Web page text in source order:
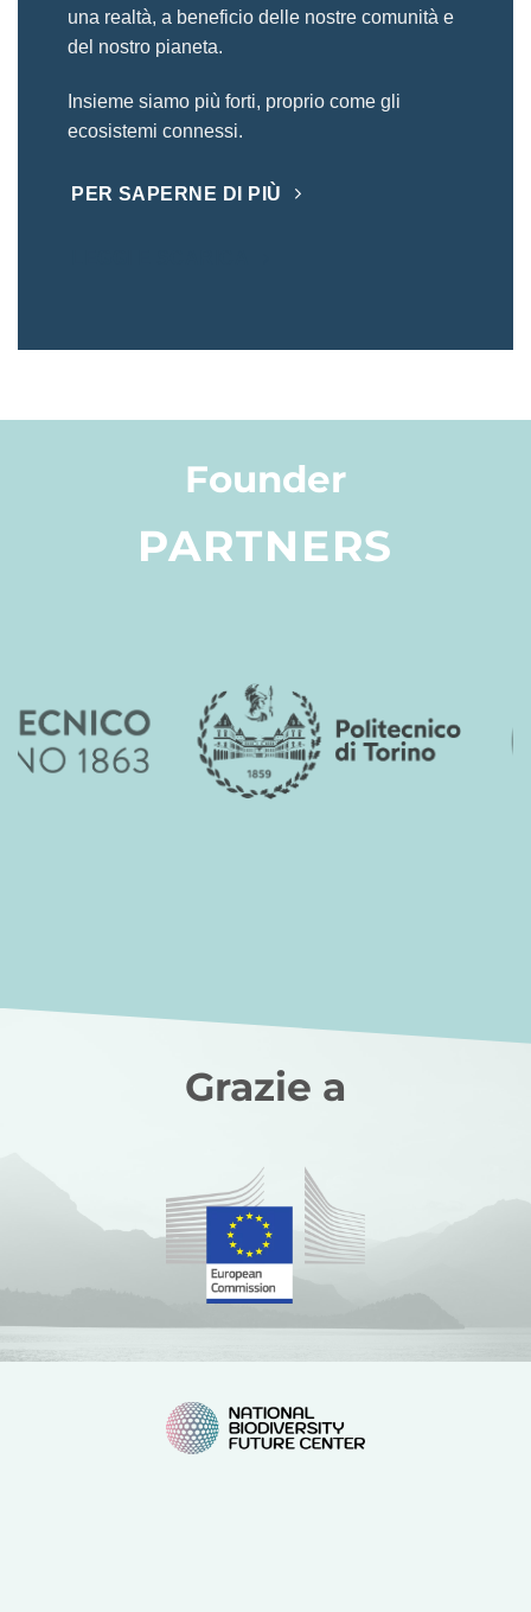
una realtà, a beneficio delle nostre comunità e
del nostro pianeta.
Insieme siamo più forti, proprio come gli
ecosistemi connessi.
PER SAPERNE DI PIÙ
Founder
PARTNERS
Grazie a